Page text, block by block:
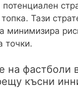
потенциален
Тази
минимизира
точки.
на фастболи
късни